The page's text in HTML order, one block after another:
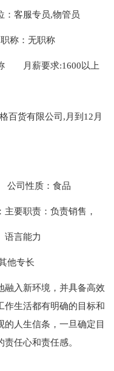
：客服专员,物管员
职称：无职称
月薪要求:1600以上
百货有限公司,月到12月
公司性质：食品
主要职责：负责销售，
语言能力
他专长
融入新环境，并具备高效
作生活都有明确的目标和
人生信条，一旦确定目
任心和责任感。